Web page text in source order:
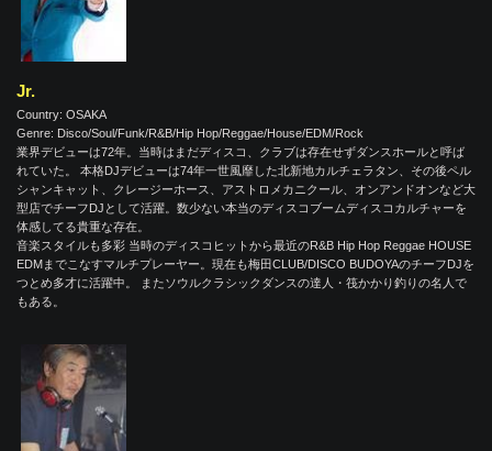
Jr.
Country: OSAKA
Genre: Disco/Soul/Funk/R&B/Hip Hop/Reggae/House/EDM/Rock
業界デビューは72年。当時はまだディスコ、クラブは存在せずダンスホールと呼ば
れていた。 本格DJデビューは74年一世風靡した北新地カルチェラタン、その後ペル
シャンキャット、クレージーホース、アストロメカニクール、オンアンドオンなど大
型店でチーフDJとして活躍。数少ない本当のディスコブームディスコカルチャーを
体感してる貴重な存在。
音楽スタイルも多彩 当時のディスコヒットから最近のR&B Hip Hop Reggae HOUSE
EDMまでこなすマルチプレーヤー。現在も梅田CLUB/DISCO BUDOYAのチーフDJを
つとめ多才に活躍中。 またソウルクラシックダンスの達人・筏かかり釣りの名人で
もある。